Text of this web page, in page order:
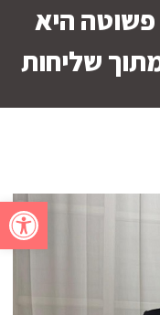
פתח
היא
שליחות